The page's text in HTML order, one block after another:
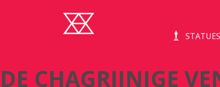
DE CHAGRIJNIGE